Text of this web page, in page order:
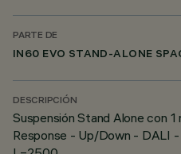
PARTE DE
IN60 EVO STAND-ALONE
DESCRIPCIÓN
Suspensión Stand Alone con 1
Response - Up/Down - DALI